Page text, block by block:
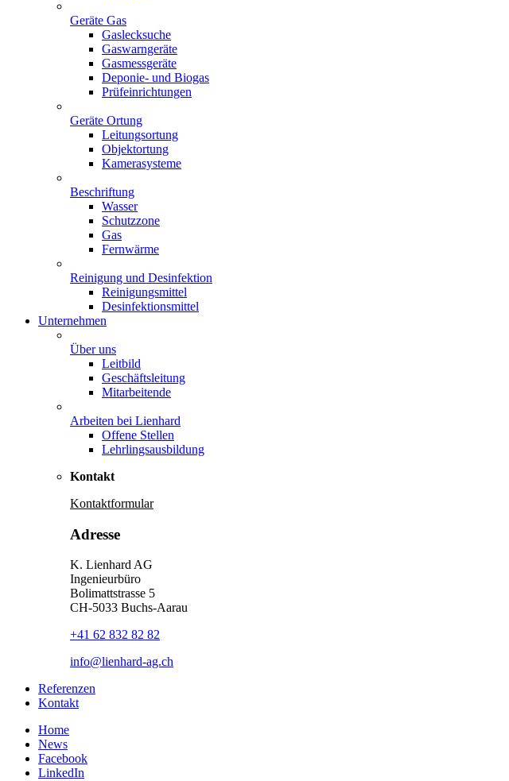
Geräte Gas
Gaslecksuche
Gaswarngeräte
Gasmessgeräte
Deponie- und Biogas
Prüfeinrichtungen
Geräte Ortung
Leitungsortung
Objektortung
Kamerasysteme
Beschriftung
Wasser
Schutzzone
Gas
Fernwärme
Reinigung und Desinfektion
Reinigungsmittel
Desinfektionsmittel
Unternehmen
Über uns
Leitbild
Geschäftsleitung
Mitarbeitende
Arbeiten bei Lienhard
Offene Stellen
Lehrlingsausbildung
Kontakt
Kontaktformular
Adresse
K. Lienhard AG
Ingenieurbüro
Bolimattstrasse 5
CH-5033 Buchs-Aarau
+41 62 832 82 82
info@lienhard-ag.ch
Referenzen
Kontakt
Home
News
Facebook
LinkedIn